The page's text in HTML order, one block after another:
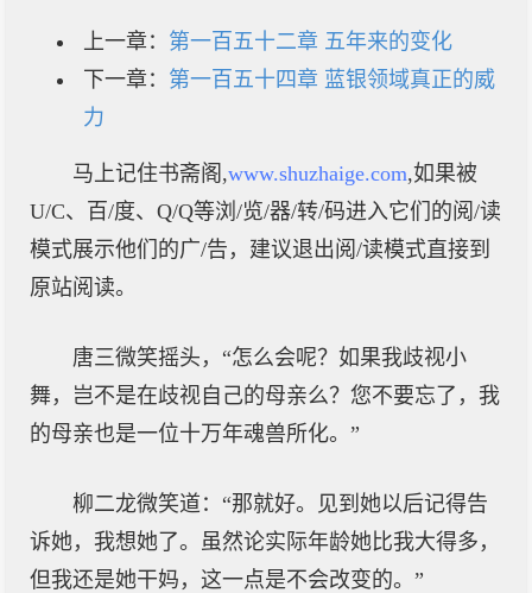
上一章： 第一百五十二章 五年来的变化
下一章： 第一百五十四章 蓝银领域真正的威
力
马上记住书斋阁,www.shuzhaige.com,如果被
U/C、百/度、Q/Q等浏/览/器/转/码进入它们的阅/读
模式展示他们的广/告，建议退出阅/读模式直接到
原站阅读。
唐三微笑摇头，“怎么会呢？如果我歧视小
舞，岂不是在歧视自己的母亲么？您不要忘了，我
的母亲也是一位十万年魂兽所化。”
柳二龙微笑道：“那就好。见到她以后记得告
诉她，我想她了。虽然论实际年龄她比我大得多，
但我还是她干妈，这一点是不会改变的。”